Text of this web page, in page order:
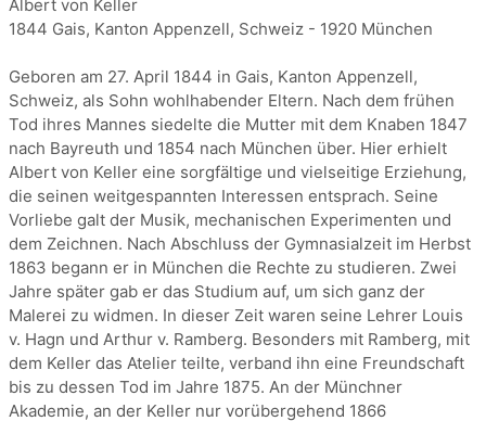
Albert von Keller
1844 Gais, Kanton Appenzell, Schweiz - 1920 München
Geboren am 27. April 1844 in Gais, Kanton Appenzell,
Schweiz, als Sohn wohlhabender Eltern. Nach dem frühen
Tod ihres Mannes siedelte die Mutter mit dem Knaben 1847
nach Bayreuth und 1854 nach München über. Hier erhielt
Albert von Keller eine sorgfältige und vielseitige Erziehung,
die seinen weitgespannten Interessen entsprach. Seine
Vorliebe galt der Musik, mechanischen Experimenten und
dem Zeichnen. Nach Abschluss der Gymnasialzeit im Herbst
1863 begann er in München die Rechte zu studieren. Zwei
Jahre später gab er das Studium auf, um sich ganz der
Malerei zu widmen. In dieser Zeit waren seine Lehrer Louis
v. Hagn und Arthur v. Ramberg. Besonders mit Ramberg, mit
dem Keller das Atelier teilte, verband ihn eine Freundschaft
bis zu dessen Tod im Jahre 1875. An der Münchner
Akademie, an der Keller nur vorübergehend 1866